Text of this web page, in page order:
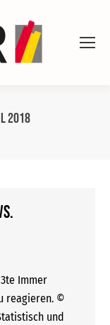
2018
Immer
reagieren. ©
und